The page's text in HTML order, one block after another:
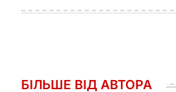
БІЛЬШЕ ВІД АВТОРА